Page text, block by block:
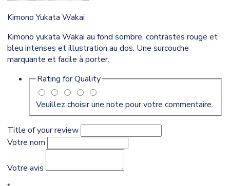
Kimono Yukata Wakai
Kimono yukata Wakai au fond sombre, contrastes rouge et
bleu intenses et illustration au dos. Une surcouche
marquante et facile à porter.
Rating forQuality
Veuillez choisir une note pour votre commentaire.
Title of your review
Votre nom
Votre avis